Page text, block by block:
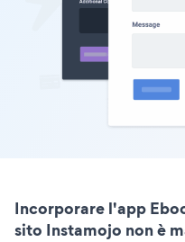
Incorporare l'app
sito Instamojo non è